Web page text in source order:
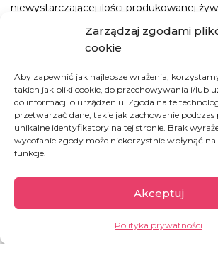
Zarządzaj zgodami
cookie
Aby zapewnić jak najlepsze wrażenia,
takich jak pliki cookie, do przechowywania i/lub
do informacji o urządzeniu. Zgoda na te
przetwarzać dane, takie jak zachowanie
unikalne identyfikatory na tej stronie. Brak
wycofanie zgody może niekorzystnie wpłynąć na
funkcje.
Akceptuj
Polityka prywatności
niewystarczającej ilości produkowanej
miesiąca. W Bangladeszu stworzyliśmy
przestrzeń i wspieramy kilkadziesiąt
Jesteście dla naszych podopiecznych
darem, jaki mógł ich spotkać!!!
niesamowite, wspólne 6 LAT!